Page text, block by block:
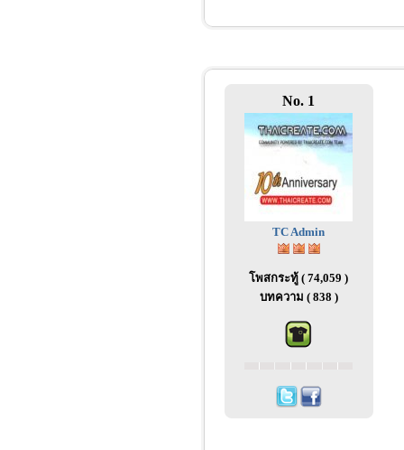
No. 1
TC Admin
โพสกระทู้ ( 74,059 )
บทความ ( 838 )